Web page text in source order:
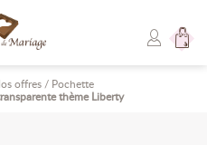
offres/ Pochette
thème Liberty